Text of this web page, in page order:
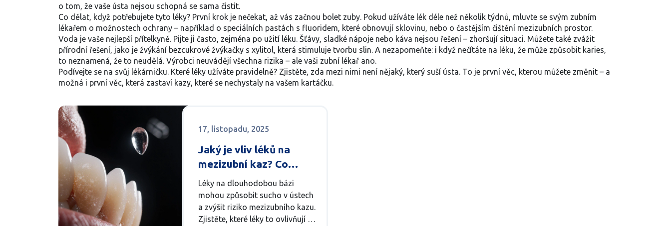
o tom, že vaše ústa nejsou schopná se sama čistit.
Co dělat, když potřebujete tyto léky? První krok je nečekat, až vás začnou bolet zuby. Pokud užíváte lék déle než několik týdnů, mluvte se svým zubním
lékařem o možnostech ochrany – například o speciálních pastách s fluoridem, které obnovují sklovinu, nebo o častějším čištění mezizubních prostor.
Voda je vaše nejlepší přítelkyně. Pijte ji často, zejména po užití léku. Šťávy, sladké nápoje nebo káva nejsou řešení – zhoršují situaci. Můžete také zvážit
přírodní řešení, jako je žvýkání bezcukrové žvýkačky s xylitol, která stimuluje tvorbu slin. A nezapomeňte: i když nečítáte na léku, že může způsobit karies,
to neznamená, že to neudělá. Výrobci neuvádějí všechna rizika – ale vaši zubní lékař ano.
Podívejte se na svůj lékárničku. Které léky užíváte pravidelně? Zjistěte, zda mezi nimi není nějaký, který suší ústa. To je první věc, kterou můžete změnit – a
možná i první věc, která zastaví kazy, které se nechystaly na vašem kartáčku.
17, listopadu, 2025
Jaký je vliv léků na
mezizubní kaz? Co
musíte vědět o léčbě a
rizikách pro zuby
Léky na dlouhodobou bázi
mohou způsobit sucho v ústech
a zvýšit riziko mezizubního kazu.
Zjistěte, které léky to ovlivňují a